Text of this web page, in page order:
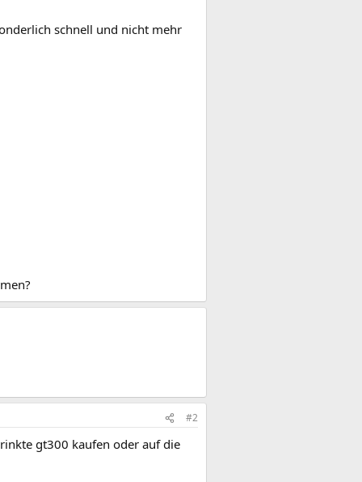
schnell und nicht mehr
#2
gt300 kaufen oder auf die